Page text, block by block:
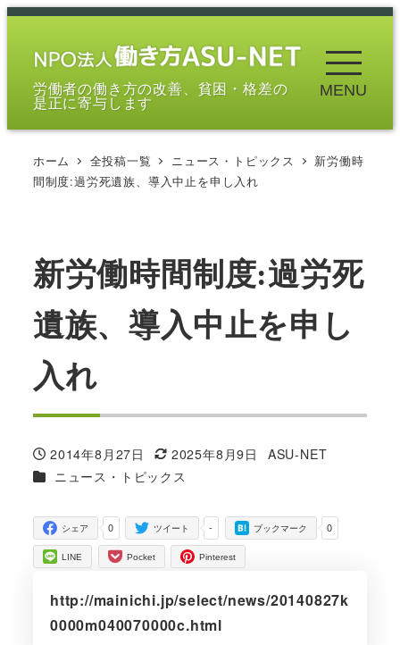
メ
労働者の働き方の改善、貧困・格差の
是正に寄与します
MENU
ホーム 全投稿一覧 ニュース・トピックス
新労働時
間制度:過労死遺族、導入中止を申し入れ
新労働時間制度:過労死
遺族、導入中止を申し
入れ
投稿日
2014年8月27日
更新日
2025年8月9日
著
ASU-NET
カテゴリー
ニュース・トピックス
0
シェア -
ツイート 0
ブックマーク
LINE Pocket Pinterest
http://mainichi.jp/select/news/20140827k
0000m040070000c.html